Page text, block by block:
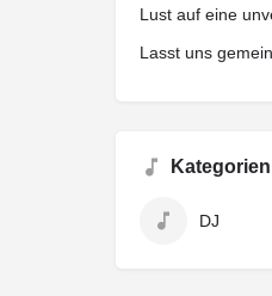
Lust auf eine
Lasst uns
Kategorien
DJ